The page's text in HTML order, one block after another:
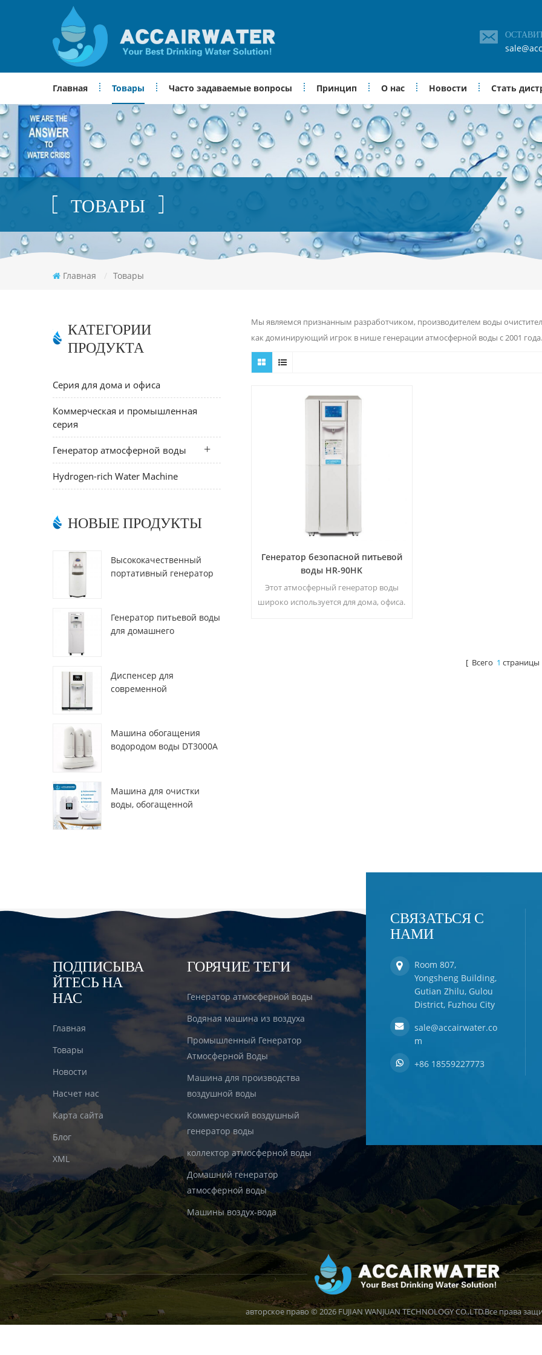
Главная Товары Часто задаваемые вопросы Принцип О нас Новости Стать
ТОВАРЫ
Главная / Товары
КАТЕГОРИИ
ПРОДУКТА
Серия для дома и офиса
Коммерческая и промышленная
серия
Генератор атмосферной воды
Hydrogen-rich Water Machine
НОВЫЕ ПРОДУКТЫ
Высококачественный
портативный генератор
Генератор питьевой воды
для домашнего
Диспенсер для
современной
ZL9510W
Машина обогащения
водородом воды DT3000A
Машина для очистки
воды, обогащенной
Мы являемся признанным разработчиком, производителем воды
как доминирующий игрок в нише генерации атмосферной воды с 2001 года.
Генератор безопасной питьевой
воды HR-90HK
Этот атмосферный генератор воды
широко используется для дома, офиса.
[ Всего 1
ПОДПИСЫВА
ЙТЕСЬ НА
НАС
Главная
Товары
Новости
Насчет нас
Карта сайта
Блог
XML
ГОРЯЧИЕ ТЕГИ
Генератор атмосферной воды
Водяная машина из воздуха
Промышленный Генератор
Атмосферной Воды
Машина для производства
воздушной воды
Коммерческий воздушный
генератор воды
коллектор атмосферной воды
Домашний генератор
атмосферной воды
Машины воздух-вода
СВЯЗАТЬСЯ С
НАМИ
Room 807,
Yongsheng Building,
Gutian Zhilu, Gulou
District, Fuzhou City
sale@accairwater.co
m
+86 18559227773
авторское право © 2026 FUJIAN WANJUAN TECHNOLOGY CO.,LTD.Все права